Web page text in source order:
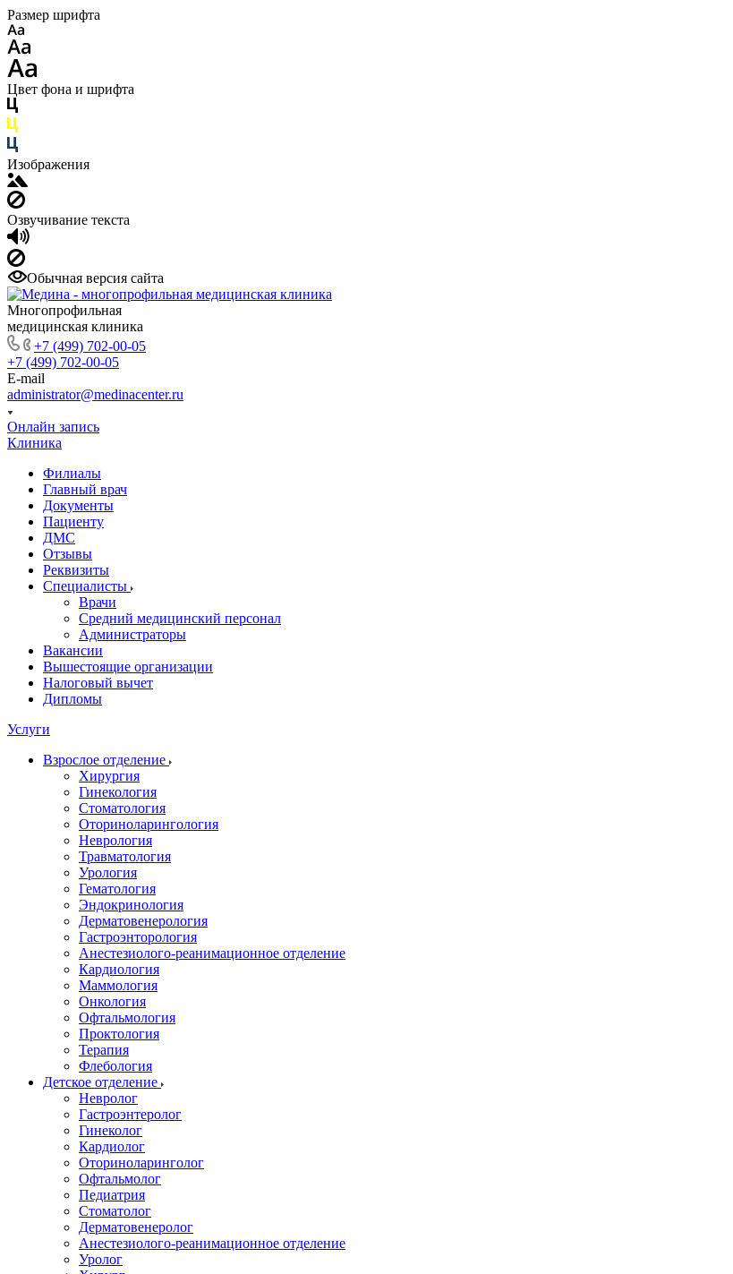
Размер шрифта
Цвет фона и шрифта
Изображения
Озвучивание текста
Обычная версия сайта
Многопрофильная
медицинская клиника
+7 (499) 702-00-05
+7 (499) 702-00-05
E-mail
administrator@medinacenter.ru
Онлайн запись
Клиника
Филиалы
Главный врач
Документы
Пациенту
ДМС
Отзывы
Реквизиты
Специалисты
Врачи
Средний медицинский персонал
Администраторы
Вакансии
Вышестоящие организации
Налоговый вычет
Дипломы
Услуги
Взрослое отделение
Хирургия
Гинекология
Стоматология
Оториноларингология
Неврология
Травматология
Урология
Гематология
Эндокринология
Дерматовенерология
Гастроэнторология
Анестезиолого-реанимационное отделение
Кардиология
Маммология
Онкология
Офтальмология
Проктология
Терапия
Флебология
Детское отделение
Невролог
Гастроэнтеролог
Гинеколог
Кардиолог
Оториноларинголог
Офтальмолог
Педиатрия
Стоматолог
Дерматовенеролог
Анестезиолого-реанимационное отделение
Уролог